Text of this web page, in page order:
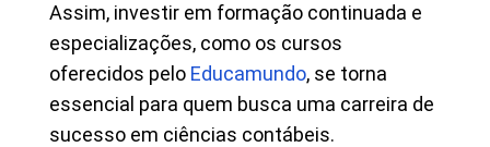
Assim, investir em formação continuada e
especializações, como os cursos
oferecidos pelo Educamundo, se torna
essencial para quem busca uma carreira de
sucesso em ciências contábeis.